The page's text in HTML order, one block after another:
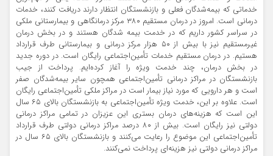
خدماتی که بیمه‌شدگان فعلی و بازنشستگان انتظار دارند دریافت کنند، خدمات
درمانی است. امروز در درمان مستقیم ۳۸۰ مرکز درمانگاهی و بیمارستانی ملکی
در سراسر کشور داریم که در خدمت بیمه شدگان هستند و در بخش درمان
غیرمستقیم نیز با بیش از ۵۰ هزار مرکز درمانی و بیمارستانی طرف قرارداد
هستیم. در درمان مستقیم خدمات تأمین‌اجتماعی رایگان است. در دوره جدید
در بخش درمان، چند خدمت ویژه را آغاز کرده‌ایم. پرداخت از جیب
بازنشستگان در مراکز درمانی تأمین‌اجتماعی همچون سایر بیمه‌شدگان صفر
است و هر دارویی که مورد نیاز بیمار است در مراکز ملکی تأمین‌اجتماعی رایگان
است. علاوه بر این، خدمت ویژه تأمین‌اجتماعی به بازنشستگان بالای ۶۵ سال
این است که هزینه‌های درمان بستری این عزیزان در تمامی مراکز درمانی
دولتی نیز رایگان است. بیش از ۸۰ درصد مراکز درمانی دولتی طرف قرارداد
تأمین‌اجتماعی این موضوع را رعایت می‌کنند و بازنشستگان بالای ۶۵ سال در
مراکز درمانی دولتی نیز هزینه‌ای پرداخت نمی‌کنند.